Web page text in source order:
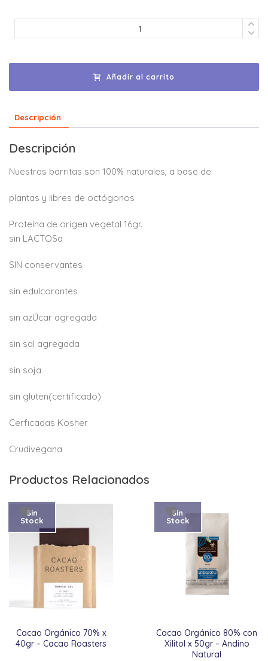
Añadir al carrito
Descripción
Descripción
Nuestras barritas son 100% naturales, a base de
plantas y libres de octógonos
Proteína de origen vegetal 16gr.
sin LACTOSa
SIN conservantes
sin edulcorantes
sin azÚcar agregada
sin sal agregada
sin soja
sin gluten(certificado)
Cerficadas Kosher
Crudivegana
Productos Relacionados
Cacao Orgánico 70% x
40gr – Cacao Roasters
Sin
Stock
Cacao Orgánico 80% con
Xilitol x 50gr – Andino
Natural
Sin
Stock